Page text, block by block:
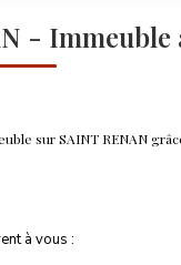
- Immeuble
sur SAINT RENAN
à vous :